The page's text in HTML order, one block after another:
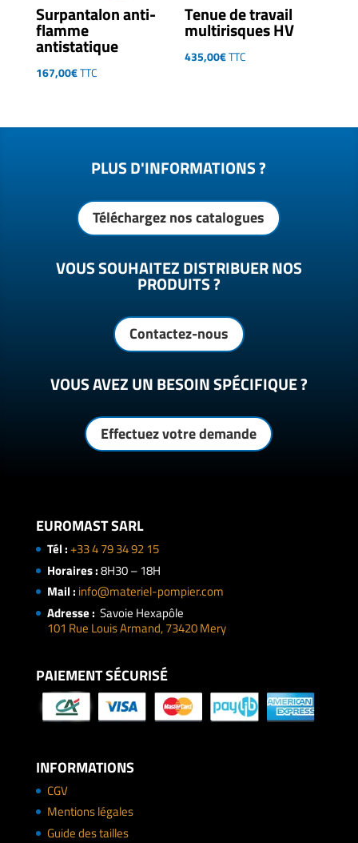
Surpantalon anti-
flamme
antistatique
167,00€TTC
Tenue de travail
multirisques HV
435,00€TTC
PLUS D'INFORMATIONS ?
Téléchargez nos catalogues
VOUS SOUHAITEZ DISTRIBUER NOS
PRODUITS ?
Contactez-nous
VOUS AVEZ UN BESOIN SPÉCIFIQUE ?
Effectuez votre demande
EUROMAST SARL
Tél :+33 4 79 34 92 15
Horaires :8H30 – 18H
Mail : info@materiel-pompier.com
Adresse : Savoie Hexapôle
101 Rue Louis Armand, 73420 Mery
PAIEMENT SÉCURISÉ
INFORMATIONS
CGV
Mentions légales
Guide des tailles